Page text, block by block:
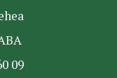
09